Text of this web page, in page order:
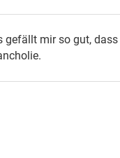
gefällt mir so gut,